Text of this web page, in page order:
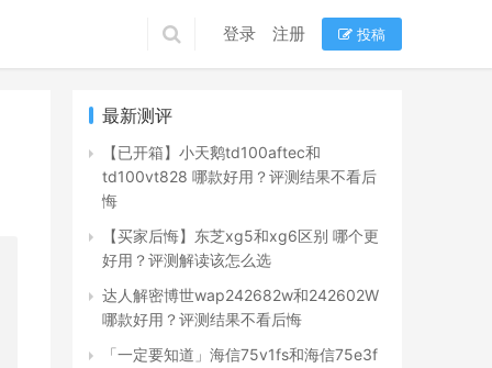
登录 注册 投稿
最新测评
【已开箱】小天鹅td100aftec和
td100vt828 哪款好用？评测结果不看后
悔
【买家后悔】东芝xg5和xg6区别 哪个更
好用？评测解读该怎么选
达人解密博世wap242682w和242602W
哪款好用？评测结果不看后悔
「一定要知道」海信75v1fs和海信75e3f